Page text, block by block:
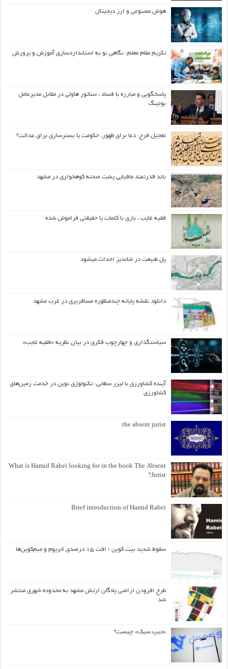
هوش مصنوعی و ارز دیجیتال
تکریم مقام معلم: نگاهی نو به استانداردسازی آموزش و پرورش
پاسخگویی و مبارزه با فساد ، سناتور هاولی در مقابل مدیرعامل
بوئینگ
تعجیل فرج: دعا برای ظهور، حکومت یا بسترسازی برای عدالت؟
باند قدرتمند مافیایی پشت صحنه کوهخواری در مشهد
فقیه غایب ، بازی با کلمات یا حقیقتی فراموش شده
پل طبیعت در شاندیز احداث میشود
دانلود نقشه پایانه چندمنظوره مسافربری در غرب مشهد
سیاستگذاری و چهارچوب فکری در بیان نظریه «فقیه غایب»
آینده کشاورزی با لیزر سطحی: تکنولوژی نوین در خدمت زمین‌های
کشاورزی
the absent jurist
What is Hamid Rabei looking for in the book The Absent
Jurist?
Brief introduction of Hamid Rabei
سقوط شدید بیت کوین ؛ افت ۱۵ درصدی اتریوم و میم‌کوین‌ها
طرح افزودن اراضی پادگان ارتش مشهد به محدوده شهری منتشر
شد
«دیپ سیک» چیست؟